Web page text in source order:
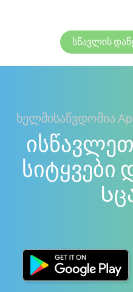
სწავლის
ხელმისაწვდომია
სიტყვები